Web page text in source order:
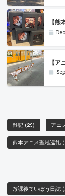
【
【
雑記 (29) アニ
熊本アニメ聖地巡礼
放課後ていぼう日誌